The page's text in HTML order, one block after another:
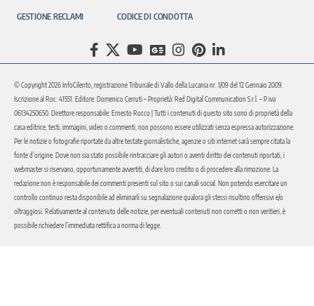
GESTIONE RECLAMI CODICE DI CONDOTTA
© Copyright 2026 InfoCilento, registrazione Tribunale di Vallo della Lucania nr. 1/09 del 12 Gennaio 2009.
Iscrizione al Roc: 41551. Editore: Domenico Cerruti – Proprietà: Red Digital Communication S.r.l. – P.iva
06134250650. Direttore responsabile: Ernesto Rocco | Tutti i contenuti di questo sito sono di proprietà della
casa editrice, testi, immagini, video o commenti, non possono essere utilizzati senza espressa autorizzazione.
Per le notizie o fotografie riportate da altre testate giornalistiche, agenzie o siti internet sarà sempre citata la
fonte d’origine. Dove non sia stato possibile rintracciare gli autori o aventi diritto dei contenuti riportati, i
webmaster si riservano, opportunamente avvertiti, di dare loro credito o di procedere alla rimozione. La
redazione non è responsabile dei commenti presenti sul sito o sui canali social. Non potendo esercitare un
controllo continuo resta disponibile ad eliminarli su segnalazione qualora gli stessi risultino offensivi e/o
oltraggiosi. Relativamente al contenuto delle notizie, per eventuali contenuti non corretti o non veritieri, è
possibile richiedere l’immediata rettifica a norma di legge.